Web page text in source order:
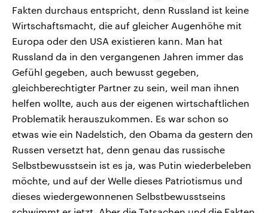
Fakten durchaus entspricht, denn Russland ist keine
Wirtschaftsmacht, die auf gleicher Augenhöhe mit
Europa oder den USA existieren kann. Man hat
Russland da in den vergangenen Jahren immer das
Gefühl gegeben, auch bewusst gegeben,
gleichberechtigter Partner zu sein, weil man ihnen
helfen wollte, auch aus der eigenen wirtschaftlichen
Problematik herauszukommen. Es war schon so
etwas wie ein Nadelstich, den Obama da gestern den
Russen versetzt hat, denn genau das russische
Selbstbewusstsein ist es ja, was Putin wiederbeleben
möchte, und auf der Welle dieses Patriotismus und
dieses wiedergewonnenen Selbstbewusstseins